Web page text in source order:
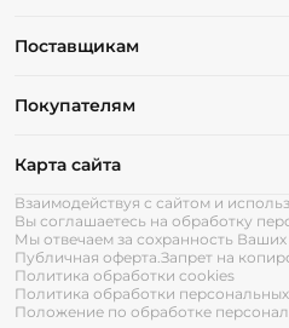
Поставщикам
Покупателям
Карта сайта
Взаимодействуя с сайтом и
Вы соглашаетесь на обработку
Мы отвечаем за сохранность
Публичная оферта.Запрет на
Политика обработки cookies
Политика обработки
Положение по обработке